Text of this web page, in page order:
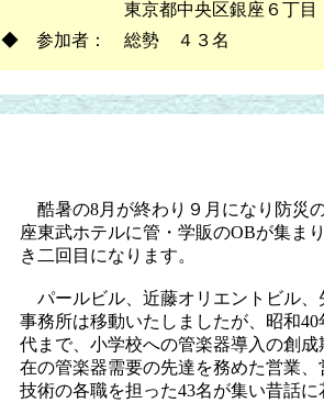
東京都中央区銀座６丁目
◆ 参加者：
総勢 ４３名
酷暑の8月が終わり９月になり防災
座東武ホテルに管・学販のOBが集ま
き二回目になります。
パールビル、近藤オリエントビル、
事務所は移動いたしましたが、昭和40
代まで、小学校への管楽器導入の創成
在の管楽器需要の先達を務めた営業、
技術の各職を担った43名が集い昔話に